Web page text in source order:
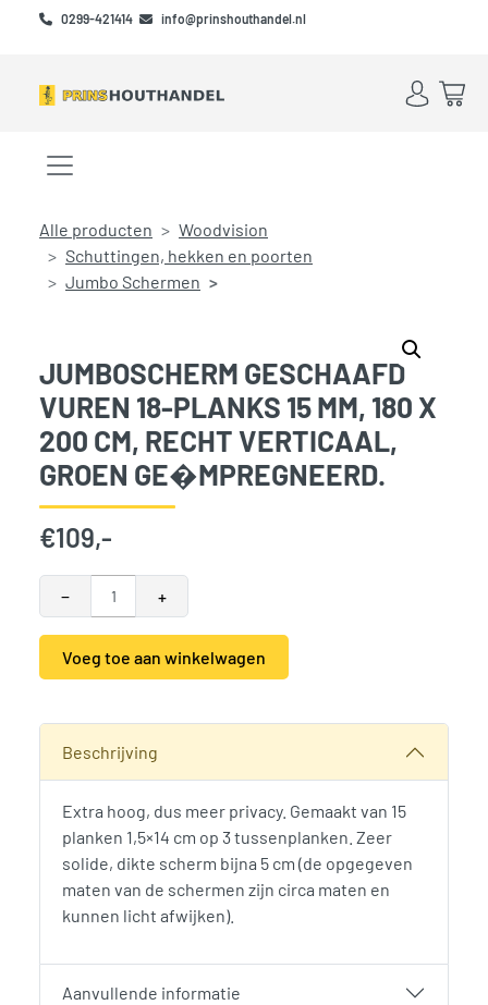
Skip to main content
Skip to footer
0299-421414 info@prinshouthandel.nl
Account
Menu openen/sluiten
Alle producten
Woodvision
Schuttingen, hekken en poorten
Jumbo Schermen
JUMBOSCHERM GESCHAAFD
VUREN 18-PLANKS 15 MM, 180 X
200 CM, RECHT VERTICAAL,
GROEN GE�MPREGNEERD.
€109,-
− +
Voeg toe aan winkelwagen
Beschrijving
Extra hoog, dus meer privacy. Gemaakt van 15
planken 1,5×14 cm op 3 tussenplanken. Zeer
solide, dikte scherm bijna 5 cm (de opgegeven
maten van de schermen zijn circa maten en
kunnen licht afwijken).
Aanvullende informatie